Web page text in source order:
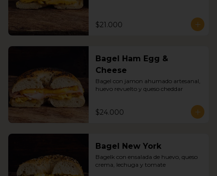
$21.000
Bagel Ham Egg &
Cheese
Bagel con jamon ahumado artesanal,
huevo revuelto y queso cheddar
$24.000
Bagel New York
Bagelk con ensalada de huevo, queso
crema, lechuga y tomate